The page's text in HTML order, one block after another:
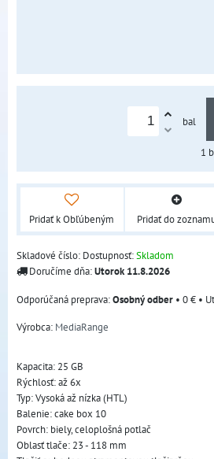
bal
1
Pridať k Obľúbeným Pridať do
Skladové číslo: Dostupnosť:Skladom
Doručíme dňa:Utorok11.8.2026
Osobný odber • 0 € •
Výrobca: MediaRange
Kapacita: 25 GB
Rýchlosť: až 6x
Typ: Vysoká až nízka (HTL)
Balenie: cake box 10
Povrch: biely, celoplošná potlač
Oblasť tlače: 23 - 118 mm